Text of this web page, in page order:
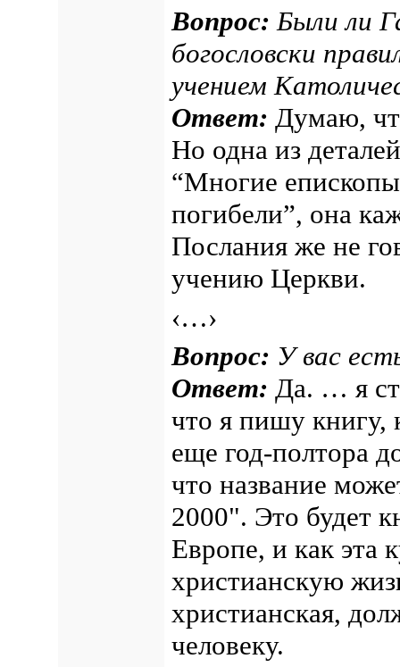
Вопрос: Были ли
богословски
учением
Ответ: Думаю,
Но одна из
“Многие
погибели”, она
Послания же не
учению Церкви.
‹…›
Вопрос: У вас
Ответ: Да. … я
что я пишу книгу,
еще год-полтора
что название
2000". Это будет
Европе, и как эта
христианскую
христианская,
человеку.